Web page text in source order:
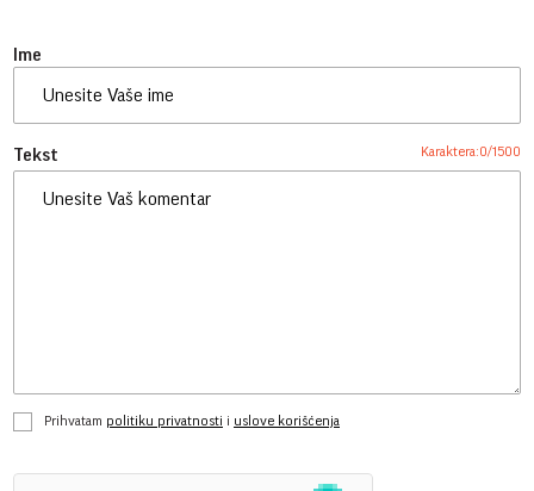
Ime
Tekst Karaktera:0/1500
Prihvatam politiku privatnosti i uslove korišćenja